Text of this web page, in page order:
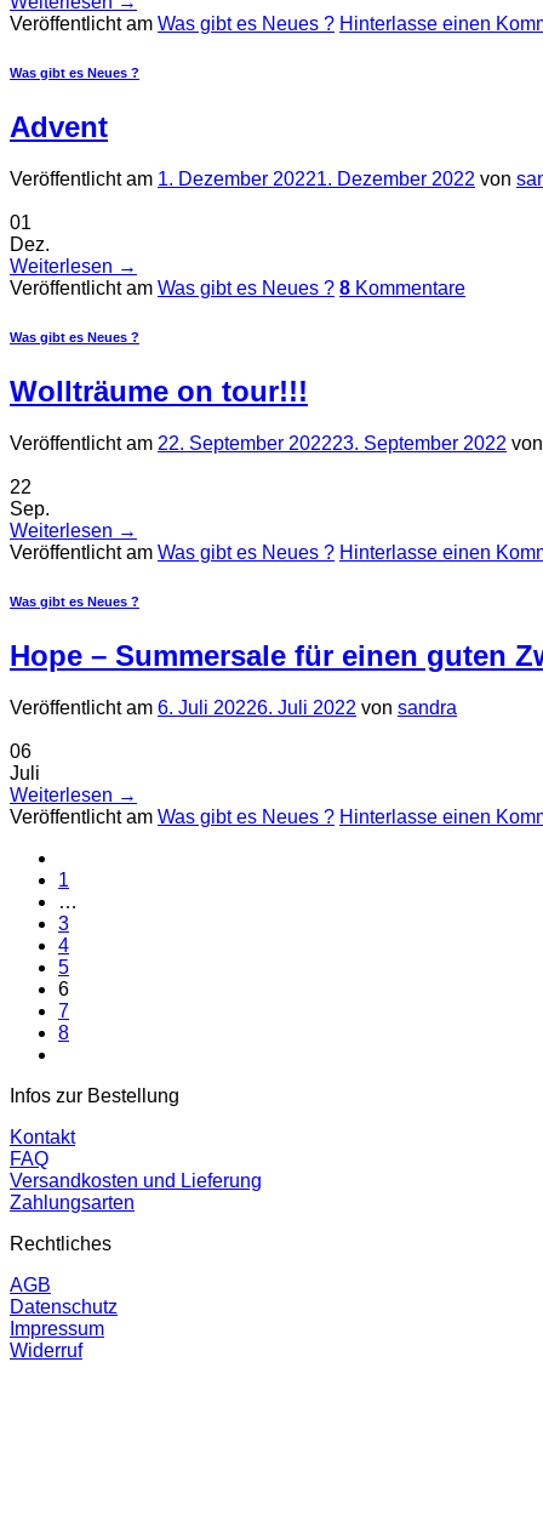
Veröffentlicht am Was gibt es Neues ? Hinterlasse einen
Was gibt es Neues ?
Advent
Veröffentlicht am 1. Dezember 20221. Dezember 2022 von
01
Dez.
Weiterlesen →
Veröffentlicht am Was gibt es Neues ? 8 Kommentare
Was gibt es Neues ?
Wollträume on tour!!!
Veröffentlicht am 22. September 202223. September 2022 von
22
Sep.
Weiterlesen →
Veröffentlicht am Was gibt es Neues ? Hinterlasse einen
Was gibt es Neues ?
Hope – Summersale für einen guten
Veröffentlicht am 6. Juli 20226. Juli 2022 von sandra
06
Juli
Weiterlesen →
Veröffentlicht am Was gibt es Neues ? Hinterlasse einen
1
…
3
4
5
6
7
8
Infos zur Bestellung
Kontakt
FAQ
Versandkosten und Lieferung
Zahlungsarten
Rechtliches
AGB
Datenschutz
Impressum
Widerruf